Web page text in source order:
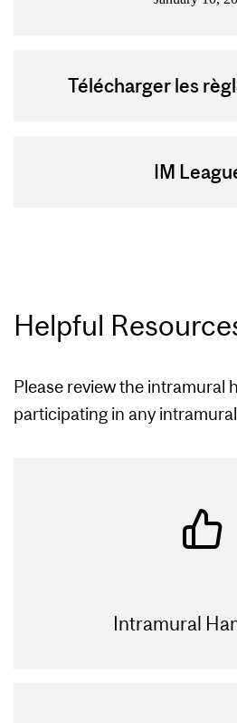
Télécharger les
IM
Helpful
Please review the intramural
participating in any
Intramural